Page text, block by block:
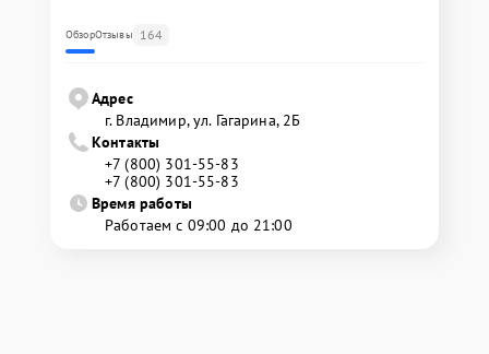
ОбзорОтзывы 164
Адрес
г. Владимир, ул. Гагарина, 2Б
Контакты
+7 (800) 301-55-83
+7 (800) 301-55-83
Время работы
Работаем с 09:00 до 21:00